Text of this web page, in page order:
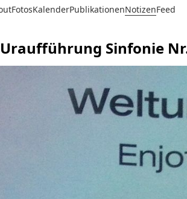
FotosKalenderPublikationenNotizenFeed
Sinfonie